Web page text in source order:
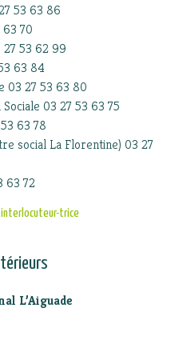
53 63 86
70
27 53 62 99
63 84
03 27 53 63 80
03 27 53 63 75
63 78
social La Florentine) 03 27
63 72
interlocuteur-trice
L’Aiguade